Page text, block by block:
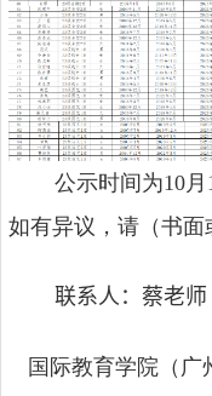
公示时间为10 月
如有异议，请（书面
联系人：蔡老师
国际教育学院（广